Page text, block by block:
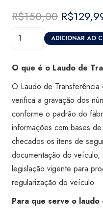
R$150,00 O
preço
original
R$
Laudo
Transferência
Super
Visão
Itaquera
quantidade
ADICIONAR AO
O que é o Laudo de
O Laudo de Transferência
verifica a gravação dos
conforme o padrão do
informações com bases
checados os itens de
documentação do
legislação vigente para
regularização do veículo.
Para que serve o